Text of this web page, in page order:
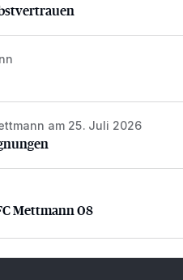
am 25. Juli 2026
Mettmann 08
Mettmann 08